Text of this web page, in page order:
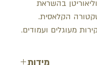
בהשראת
הקלאסית.
מעוגלים ועמודים.